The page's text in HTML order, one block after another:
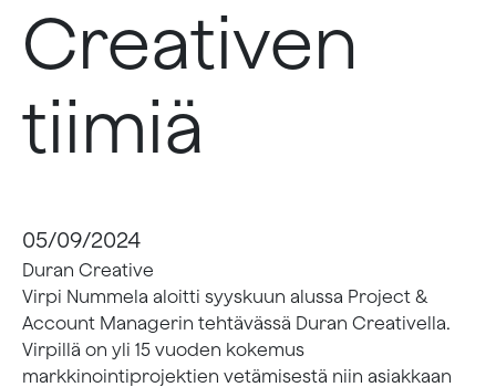
Creativen
tiimiä
05/09/2024
Duran Creative
Virpi Nummela aloitti syyskuun alussa Project &
Account Managerin tehtävässä Duran Creativella.
Virpillä on yli 15 vuoden kokemus
markkinointiprojektien vetämisestä niin asiakkaan